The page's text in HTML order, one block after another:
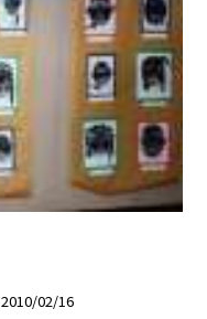
2010/02/16